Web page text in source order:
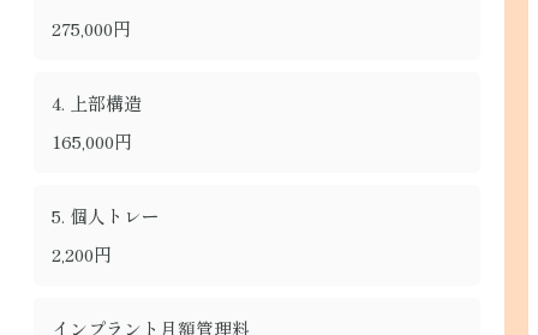
275,000円
4. 上部構造
165,000円
5. 個人トレー
2,200円
インプラント月額管理料